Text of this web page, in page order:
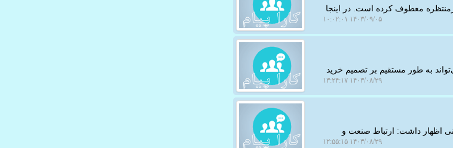
معطوف کرده است. در اینجا
۱۴۰۳/۰۹/۰۵ ۱۰:۰۲:۰۱
به طور مستقیم بر تصمیم خرید
۱۴۰۳/۰۸/۲۹ ۱۳:۲۴:۱۷
اظهار داشت: ارتباط صنعت و
۱۴۰۳/۰۸/۲۹ ۱۲:۵۵:۱۵